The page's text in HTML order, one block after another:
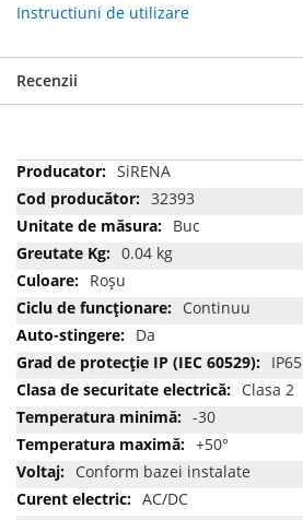
Instructiuni de utilizare
Recenzii
Mai
multe
informatii
SiRENA
32393
Buc
0.04 kg
Roșu
Continuu
Da
IP65
Clasa 2
-30
+50°
Conform bazei instalate
AC/DC